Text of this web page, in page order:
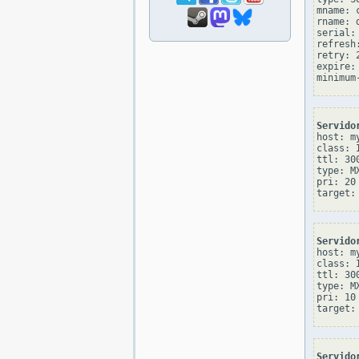
rname:
serial:
retry:
expire:
host:
class:
ttl:
type:
pri: 20
host:
class:
ttl:
type:
pri: 10